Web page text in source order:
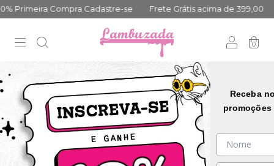
Primeira Compra Cadastre-se Frete Grátis acima de 399,00
0
Início .
Blog
Receba